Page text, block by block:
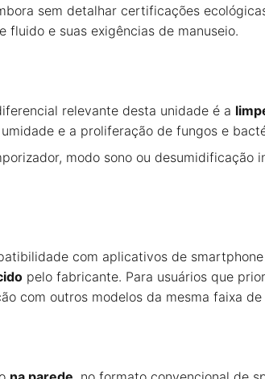
sem detalhar certificações
e suas exigências de manuseio.
relevante desta unidade é a
e a proliferação de fungos e
modo sono ou desumidificação
com aplicativos de
pelo fabricante. Para usuários que
com outros modelos da mesma faixa de